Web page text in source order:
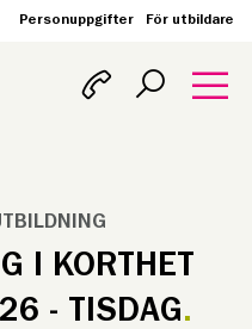
Personuppgifter För utbildare
I KORTHET
- TISDAG